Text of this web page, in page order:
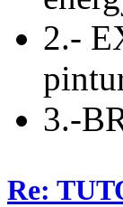
2.-
3.-
Re: